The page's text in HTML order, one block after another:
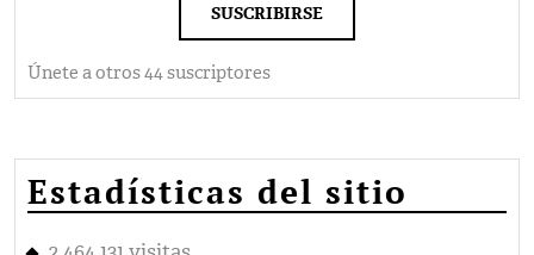
SUSCRIBIRSE
Únete a otros 44 suscriptores
Estadísticas del sitio